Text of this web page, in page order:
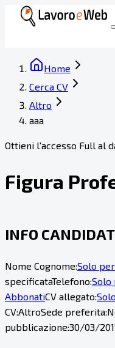
Home
Cerca CV
Altro
aaa
Ottieni l'accesso Full al
Figura
INFO
Nome Cognome:Solo
specificataTelefono:Solo
AbbonatiCV allegato:
CV:AltroSede preferita:
pubblicazione:30/03/